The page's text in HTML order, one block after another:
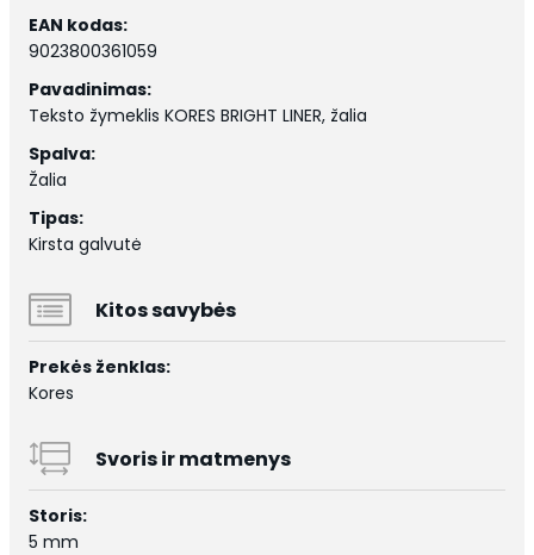
EAN kodas:
9023800361059
Pavadinimas:
Teksto žymeklis KORES BRIGHT LINER, žalia
Spalva:
Žalia
Tipas:
Kirsta galvutė
Kitos savybės
Prekės ženklas:
Kores
Svoris ir matmenys
Storis:
5 mm